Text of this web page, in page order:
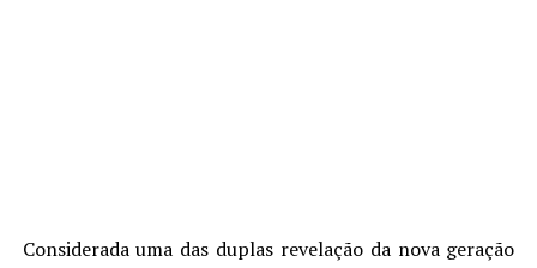
Considerada uma das duplas revelação da nova geração